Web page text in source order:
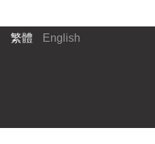
繁體 English